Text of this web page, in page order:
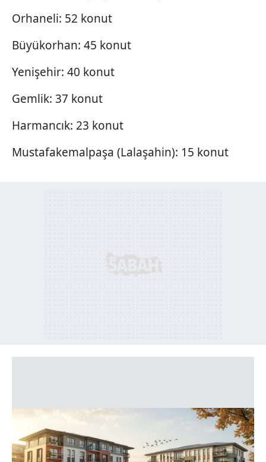
Orhaneli: 52 konut
Büyükorhan: 45 konut
Yenişehir: 40 konut
Gemlik: 37 konut
Harmancık: 23 konut
Mustafakemalpaşa (Lalaşahin): 15 konut